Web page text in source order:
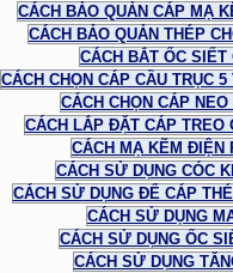
CÁCH BẢO QUẢN CÁP MẠ
CÁCH BẢO QUẢN THÉP
CÁCH BẮT ỐC SIẾT
CÁCH CHỌN CÁP CẦU TRỤC
CÁCH CHỌN CÁP NEO
CÁCH LẮP ĐẶT CÁP TREO
CÁCH MẠ KẼM ĐIỆN
CÁCH SỬ DỤNG CÓC
CÁCH SỬ DỤNG ĐỂ CÁP
CÁCH SỬ DỤNG
CÁCH SỬ DỤNG ỐC
CÁCH SỬ DỤNG